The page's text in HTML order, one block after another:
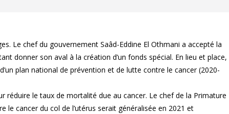
Le chef du gouvernement Saâd-Eddine El Othmani a accepté la
donner son aval à la création d’un fonds spécial. En lieu et place,
plan national de prévention et de lutte contre le cancer (2020-
réduire le taux de mortalité due au cancer. Le chef de la Primature
le cancer du col de l’utérus serait généralisée en 2021 et